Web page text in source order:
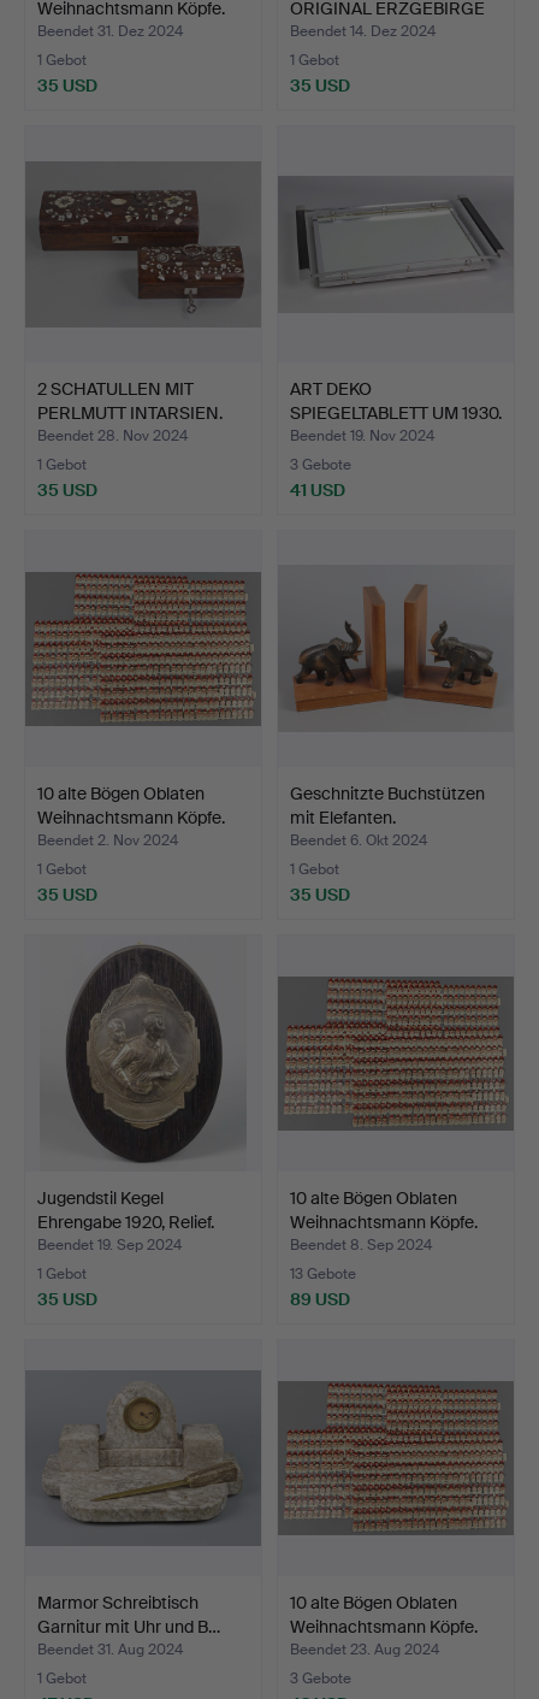
Weihnachtsmann Köpfe.
Beendet 31. Dez 2024
1 Gebot
35 USD
ORIGINAL ERZGEBIRGE
70E…
Beendet 14. Dez 2024
1 Gebot
35 USD
2 SCHATULLEN MIT
PERLMUTT INTARSIEN.
Beendet 28. Nov 2024
1 Gebot
35 USD
ART DEKO
SPIEGELTABLETT UM 1930.
Beendet 19. Nov 2024
3 Gebote
41 USD
10 alte Bögen Oblaten
Weihnachtsmann Köpfe.
Beendet 2. Nov 2024
1 Gebot
35 USD
Geschnitzte Buchstützen
mit Elefanten.
Beendet 6. Okt 2024
1 Gebot
35 USD
Jugendstil Kegel
Ehrengabe 1920, Relief.
Beendet 19. Sep 2024
1 Gebot
35 USD
10 alte Bögen Oblaten
Weihnachtsmann Köpfe.
Beendet 8. Sep 2024
13 Gebote
89 USD
Marmor Schreibtisch
Garnitur mit Uhr und B…
Beendet 31. Aug 2024
1 Gebot
10 alte Bögen Oblaten
Weihnachtsmann Köpfe.
Beendet 23. Aug 2024
3 Gebote